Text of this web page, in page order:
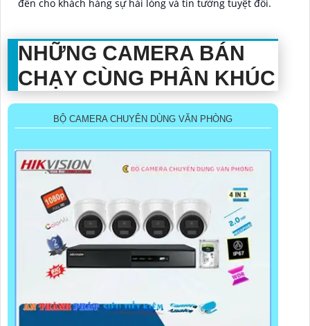
đến cho khách hàng sự hài lòng và tin tưởng tuyệt đối.
NHỮNG CAMERA BÁN
CHẠY CÙNG PHÂN KHÚC
BỘ CAMERA CHUYÊN DÙNG VĂN PHÒNG